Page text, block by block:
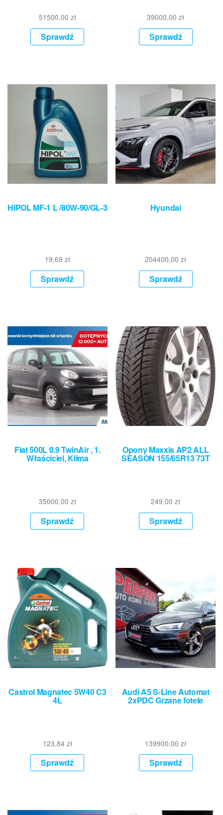
51500,00 zł
Sprawdź
39000,00zł
Sprawdź
HIPOL MF-1 L /80W-90/GL-3
19,69 zł
Sprawdź
Hyundai
204400,00zł
Sprawdź
Fiat 500L 0.9 TwinAir , 1.
Właściciel, Klima
35000,00 zł
Sprawdź
Opony Maxxis AP2 ALL
SEASON 155/65R13 73T
249,00zł
Sprawdź
Castrol Magnatec 5W40 C3
4L
123,84 zł
Sprawdź
Audi A5 S-Line Automat
2xPDC Grzane fotele
139900,00zł
Sprawdź